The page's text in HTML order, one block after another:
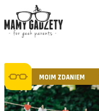
MOIM ZDANIEM